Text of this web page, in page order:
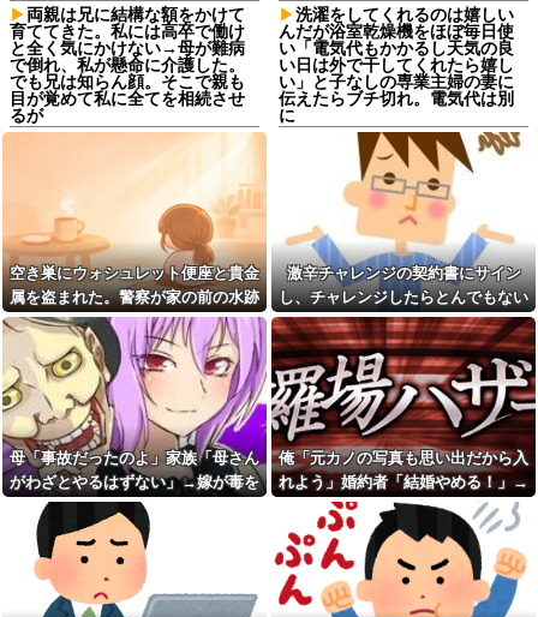
両親は兄に結構な額をかけて
育ててきた。私には高卒で働け
と全く気にかけない→母が難病
で倒れ、私が懸命に介護した。
でも兄は知らん顔。そこで親も
目が覚めて私に全てを相続させ
るが
同期との昼飯。餃子定食の量
が多く食ってもらおうと思った
ら俺の餃子にタレと酢を直接か
嫁の浮気発覚から再構築を続
けて8ヶ月、愛しさと憎しみが交
互に押し寄せてる。もう一回俺
に恋させてあげたい。
奥さんと離婚の原因は僕との
不貞だと邪推した同僚が、脅迫
行為するようになった。奥さん
とは何の関係もないのに...
エルメスの袋を強奪された
弟。弟「その袋、僕のですよ
ね？」女性「私の物ですけ
ど？」→中身を確認した瞬間、
言い逃れできない状況になり…
私「もう離婚したい」夫「お
前は一生俺のために生きろ」→
話し合いになるはずが恐ろしい
要求を突き付けられて…
【画像】アナウンサー「え、
私がスピードスケートのピチピ
チユニフォーム着るんです
か…？ﾑﾁｨ！！」←これはお前ら
に刺さるやろw w w w w w w w
洗濯をしてくれるのは嬉しい
んだが浴室乾燥機をほぼ毎日使
い「電気代もかかるし天気の良
い日は外で干してくれたら嬉し
い」と子なしの専業主婦の妻に
伝えたらブチ切れ。電気代は別
に
「嫁子の料理は未熟ね」とネ
チネチ攻撃してくる自称料理自
慢のトメ。かばわない旦那とト
メの台所を壊滅させるDQN返し
を仕掛けて実家に脱出←かばわ
ない旦那も一緒に痛い目見ろ
高校野球の暑さ対策として18
時から4試合深夜までやれば涼し
いまま試合出来るじゃん
職場にいる「仕事ゼロ・ゴマ
すり100」の40代主婦Aさん、業
務は「無理ですぅ」と拒否する
のに他人に嫌われたくてヨイシ
ョとお菓子配りだけ全力すぎる
漫画を5000冊以上所持してる
ワイ、漫画ヲタクの友人に「ワ
ンピースや鬼滅やスラムダンク
持ってる」って聞かれ「読んで
ない」と答えた結果他
なぁ、永久機関ってなんで絶
対に作れないん？
職場にいる「仕事ゼロ・ゴマ
すり100」の40代主婦Aさん、業
務は「無理ですぅ」と拒否する
のに他人に嫌われたくてヨイシ
ョとお菓子配りだけ全力すぎる
空き巣にウォシュレット便座と貴金
属を盗まれた。警察が家の前の水跡
を追うと五軒先の幼稚園ママ宅に行
きついて…
激辛チャレンジの契約書にサイン
し、チャレンジしたらとんでもない
事態になった。救急車運ばれ胃の洗
浄や入院2日で10万超えて...
母「事故だったのよ」家族「母さん
がわざとやるはずない」→嫁が毒を
飲まされ子どもを失ったのに信じて
もらえず…
俺「元カノの写真も思い出だから入
れよう」婚約者「結婚やめる！」→
結婚式で使うアルバム選びで大失敗
して...